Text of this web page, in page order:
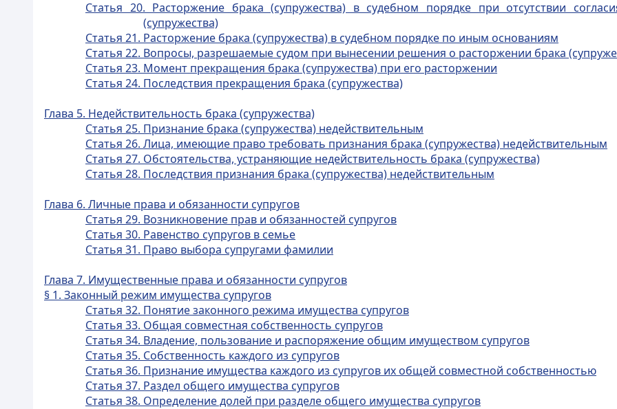
Статья 20. Расторжение брака (супружества) в судебном порядке при отсутствии
(супружества)
Статья 21. Расторжение брака (супружества) в судебном порядке по иным основаниям
Статья 22. Вопросы, разрешаемые судом при вынесении решения о расторжении брака
Статья 23. Момент прекращения брака (супружества) при его расторжении
Статья 24. Последствия прекращения брака (супружества)
Глава 5. Недействительность брака (супружества)
Статья 25. Признание брака (супружества) недействительным
Статья 26. Лица, имеющие право требовать признания брака (супружества) недействительным
Статья 27. Обстоятельства, устраняющие недействительность брака (супружества)
Статья 28. Последствия признания брака (супружества) недействительным
Глава 6. Личные права и обязанности супругов
Статья 29. Возникновение прав и обязанностей супругов
Статья 30. Равенство супругов в семье
Статья 31. Право выбора супругами фамилии
Глава 7. Имущественные права и обязанности супругов
§ 1. Законный режим имущества супругов
Статья 32. Понятие законного режима имущества супругов
Статья 33. Общая совместная собственность супругов
Статья 34. Владение, пользование и распоряжение общим имуществом супругов
Статья 35. Собственность каждого из супругов
Статья 36. Признание имущества каждого из супругов их общей совместной собственностью
Статья 37. Раздел общего имущества супругов
Статья 38. Определение долей при разделе общего имущества супругов